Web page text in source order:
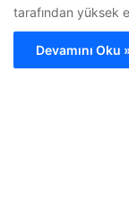
tarafından yüksek
Devamını Oku